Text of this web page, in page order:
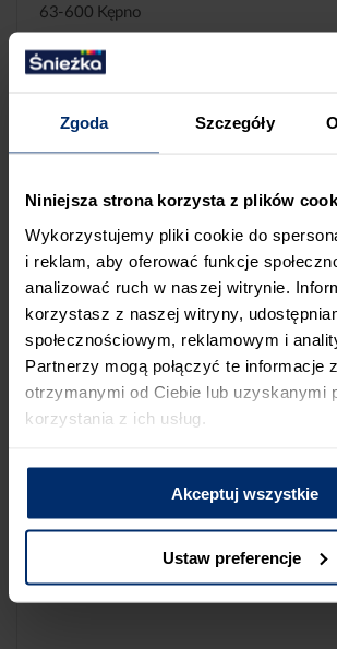
Zgoda Szczegóły
Niniejsza strona korzysta z plików
Wykorzystujemy pliki cookie do
i reklam, aby oferować funkcje
analizować ruch w naszej witrynie.
korzystasz z naszej witryny,
społecznościowym, reklamowym i
Partnerzy mogą połączyć te informacje
otrzymanymi od Ciebie lub uzyskanymi
korzystania z ich usług.
Akceptuj wszystkie
Ustaw preferencje
63-600 Kępno
Jeśli uważasz, że ten sklep nie powinien
sklepów współpracujących z firmą Śnieżka
dane które posiadamy są niepoprawne albo
możesz zgłosić nam ten fakt przez
Powód zgłoszenia
Opis zgłoszenia